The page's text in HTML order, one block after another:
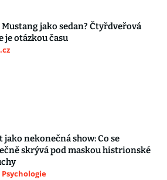
Mustang jako sedan? Čtyřdveřová
je otázkou času
jako nekonečná show: Co se
skrývá pod maskou histrionské